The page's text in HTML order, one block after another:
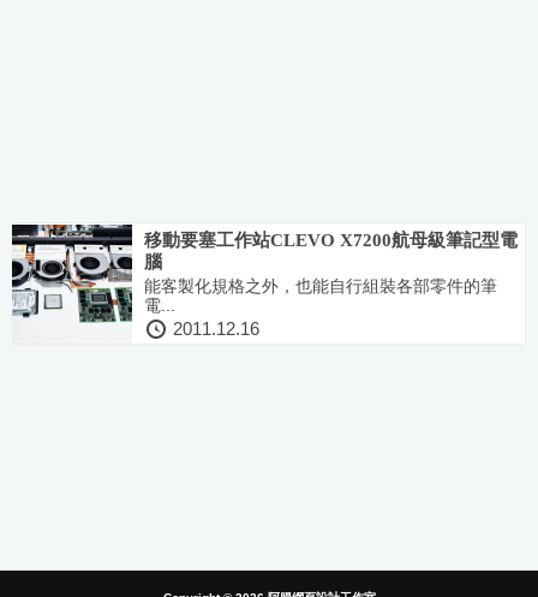
移動要塞工作站CLEVO X7200航母級筆記型電
腦
能客製化規格之外，也能自行組裝各部零件的筆
電...
2011.12.16